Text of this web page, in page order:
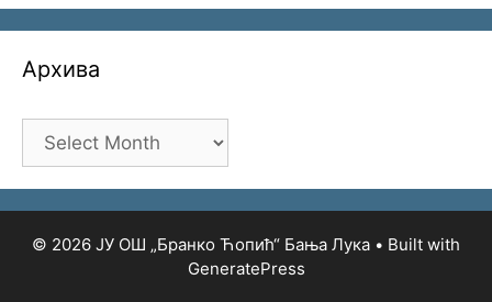
Архива
Архива
© 2026 ЈУ ОШ „Бранко Ћопић“ Бања Лука • Built with
GeneratePress